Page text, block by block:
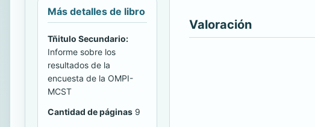
Más detalles de libro
Tñitulo Secundario:
Informe sobre los
resultados de la
encuesta de la OMPI-
MCST
Cantidad de páginas 9
Valoración